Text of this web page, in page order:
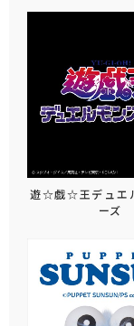
遊☆戯☆王デュエ
ーズ